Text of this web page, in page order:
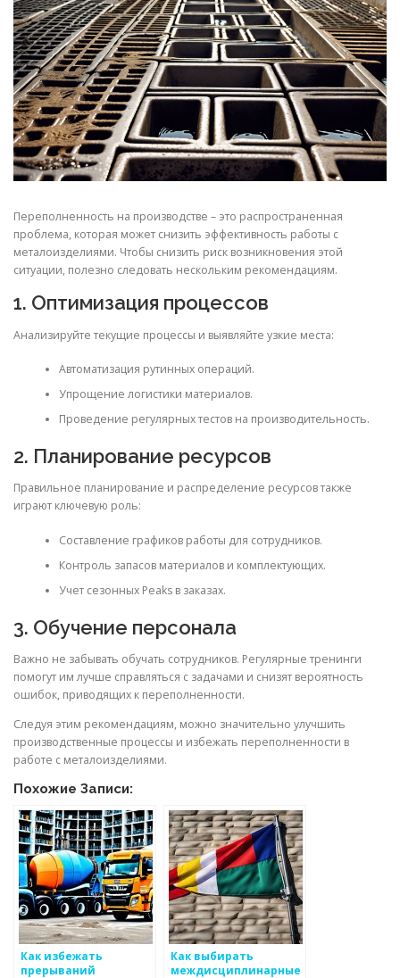
СТАТЬИ
Переполненность на производстве – это распространенная
проблема, которая может снизить эффективность работы с
металоизделиями. Чтобы снизить риск возникновения этой
ситуации, полезно следовать нескольким рекомендациям.
1. Оптимизация процессов
Анализируйте текущие процессы и выявляйте узкие места:
Автоматизация рутинных операций.
Упрощение логистики материалов.
Проведение регулярных тестов на производительность.
2. Планирование ресурсов
Правильное планирование и распределение ресурсов также
играют ключевую роль:
Составление графиков работы для сотрудников.
Контроль запасов материалов и комплектующих.
Учет сезонных Peaks в заказах.
3. Обучение персонала
Важно не забывать обучать сотрудников. Регулярные тренинги
помогут им лучше справляться с задачами и снизят вероятность
ошибок, приводящих к переполненности.
Следуя этим рекомендациям, можно значительно улучшить
производственные процессы и избежать переполненности в
работе с металоизделиями.
Похожие Записи:
Как избежать
прерываний
Как выбирать
междисциплинарные